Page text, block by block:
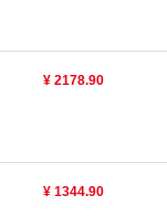
¥ 2178.90
¥ 1344.90